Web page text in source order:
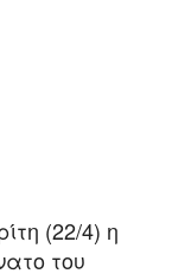
(22/4) η
του